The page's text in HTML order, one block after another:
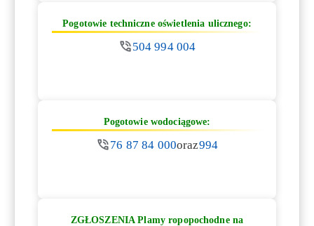
Pogotowie techniczne oświetlenia ulicznego:
504 994 004
Pogotowie wodociągowe:
76 87 84 000oraz994
ZGŁOSZENIA Plamy ropopochodne na